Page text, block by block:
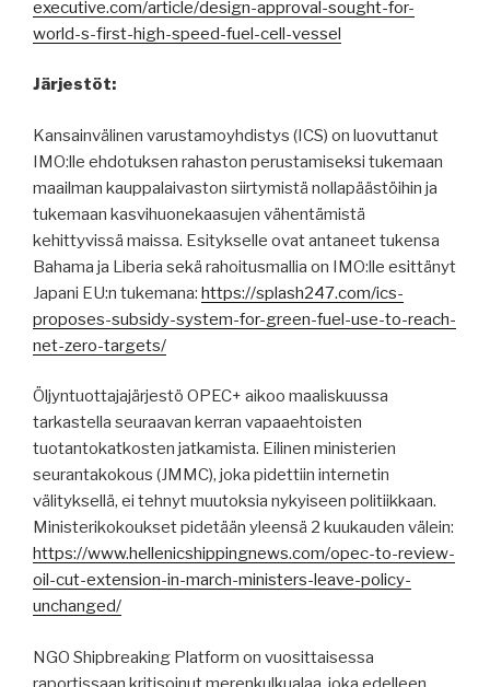
executive.com/article/design-approval-sought-for-
world-s-first-high-speed-fuel-cell-vessel
Järjestöt:
Kansainvälinen varustamoyhdistys (ICS) on luovuttanut
IMO:lle ehdotuksen rahaston perustamiseksi tukemaan
maailman kauppalaivaston siirtymistä nollapäästöihin ja
tukemaan kasvihuonekaasujen vähentämistä
kehittyvissä maissa. Esitykselle ovat antaneet tukensa
Bahama ja Liberia sekä rahoitusmallia on IMO:lle esittänyt
Japani EU:n tukemana: https://splash247.com/ics-
proposes-subsidy-system-for-green-fuel-use-to-reach-
net-zero-targets/
Öljyntuottajajärjestö OPEC+ aikoo maaliskuussa
tarkastella seuraavan kerran vapaaehtoisten
tuotantokatkosten jatkamista. Eilinen ministerien
seurantakokous (JMMC), joka pidettiin internetin
välityksellä, ei tehnyt muutoksia nykyiseen politiikkaan.
Ministerikokoukset pidetään yleensä 2 kuukauden välein:
https://www.hellenicshippingnews.com/opec-to-review-
oil-cut-extension-in-march-ministers-leave-policy-
unchanged/
NGO Shipbreaking Platform on vuosittaisessa